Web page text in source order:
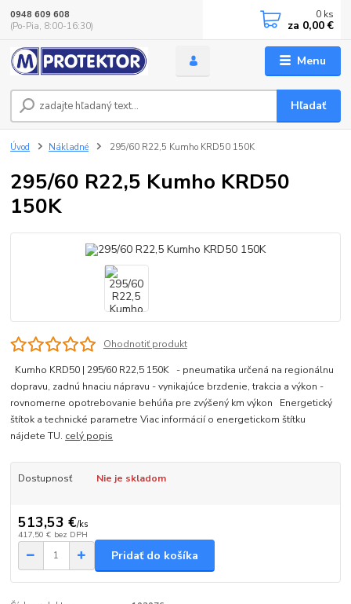
Menu
Hľadať
0948 609 608
(Po-Pia, 8:00-16:30)
0 ks
za 0,00 €
Úvod Nákladné 295/60 R22,5 Kumho KRD50 150K
295/60 R22,5 Kumho KRD50
150K
Ohodnotiť produkt
Kumho KRD50 | 295/60 R22,5 150K - pneumatika určená na regionálnu
dopravu, zadnú hnaciu nápravu - vynikajúce brzdenie, trakcia a výkon -
rovnomerne opotrebovanie behúňa pre zvýšený km výkon Energetický
štítok a technické parametre Viac informácií o energetickom štítku
nájdete TU. celý popis
Dostupnosť Nie je skladom
513,53 €/ks
417,50 € bez DPH
Pridať do košíka